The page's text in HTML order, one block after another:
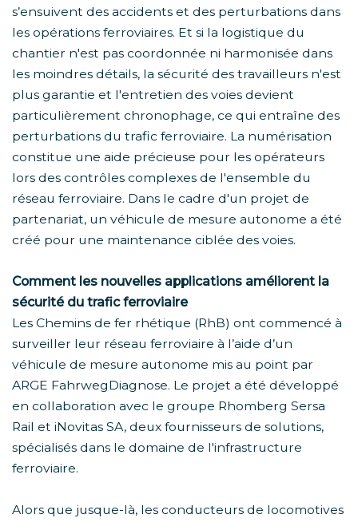
s’ensuivent des accidents et des perturbations dans
les opérations ferroviaires. Et si la logistique du
chantier n'est pas coordonnée ni harmonisée dans
les moindres détails, la sécurité des travailleurs n'est
plus garantie et l'entretien des voies devient
particulièrement chronophage, ce qui entraîne des
perturbations du trafic ferroviaire. La numérisation
constitue une aide précieuse pour les opérateurs
lors des contrôles complexes de l'ensemble du
réseau ferroviaire. Dans le cadre d'un projet de
partenariat, un véhicule de mesure autonome a été
créé pour une maintenance ciblée des voies.
Comment les nouvelles applications améliorent la
sécurité du trafic ferroviaire
Les Chemins de fer rhétique (RhB) ont commencé à
surveiller leur réseau ferroviaire à l’aide d’un
véhicule de mesure autonome mis au point par
ARGE FahrwegDiagnose. Le projet a été développé
en collaboration avec le groupe Rhomberg Sersa
Rail et iNovitas SA, deux fournisseurs de solutions,
spécialisés dans le domaine de l'infrastructure
ferroviaire.
Alors que jusque-là, les conducteurs de locomotives